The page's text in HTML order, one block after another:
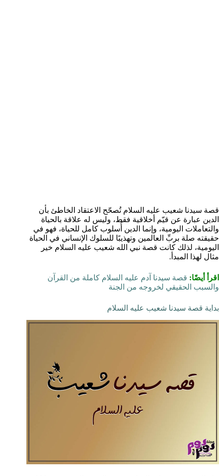
قصة سيدنا شعيب عليه السلام تُصحّح الاعتقاد الخاطئ بأن
الدين عبارة عن قيّم أخلاقية فقط، وليس له علاقة بالحياة
والتعاملات اليومية، وإنما الدين أُسلوب كامل للحياة، فهو في
حقيقته صلة بربِّ العالمين وتهذيبًا للسلوك الإنساني في الحياة
اليومية، لذلك كانت قصة نبي الله شعيب عليه السلام خير
مثال لهذا المبدأ.
اقرأ أيضًا: قصة سيدنا آدم عليه السلام كاملة من القرآن
والسبب الحقيقي لخروجه من الجنة
بداية قصة سيدنا شعيب عليه السلام